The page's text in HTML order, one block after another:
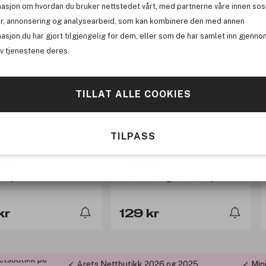
om hvordan du bruker nettstedet vårt, med partnerne våre innen
annonsering og analysearbeid, som kan kombinere den med annen
du har gjort tilgjengelig for dem, eller som de har samlet inn
tjenestene deres.
TILLAT ALLE COOKIES
TILPASS
bonus
Få 13 kr bonus
129 kr
på